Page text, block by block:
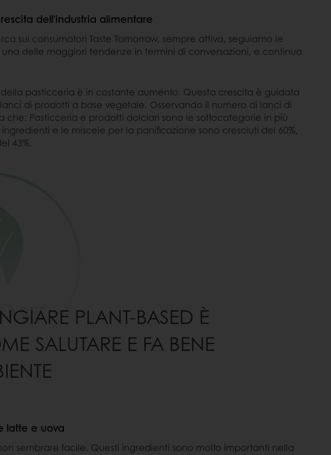
dell'industria alimentare
sui consumatori Taste Tomorrow, sempre attiva, seguiamo le
delle maggiori tendenze in termini di conversazioni, e continua
pasticceria è in costante aumento. Questa crescita è guidata
di prodotti a base vegetale. Osservando il numero di lanci di
Pasticceria e prodotti dolciari sono le sottocategorie in più
e le miscele per la panificazione sono cresciuti del 60%,
43%.
PLANT-BASED È
SALUTARE E FA BENE
latte e uova
sembrare facile. Questi ingredienti sono molto importanti nella